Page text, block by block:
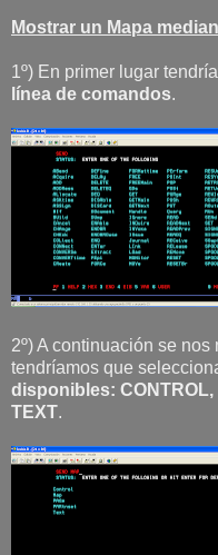
Mostrar un Mapa
1º) En primer lugar
línea de comandos.
2º) A continuación se
tendríamos que
disponibles: CONTROL,
TEXT.